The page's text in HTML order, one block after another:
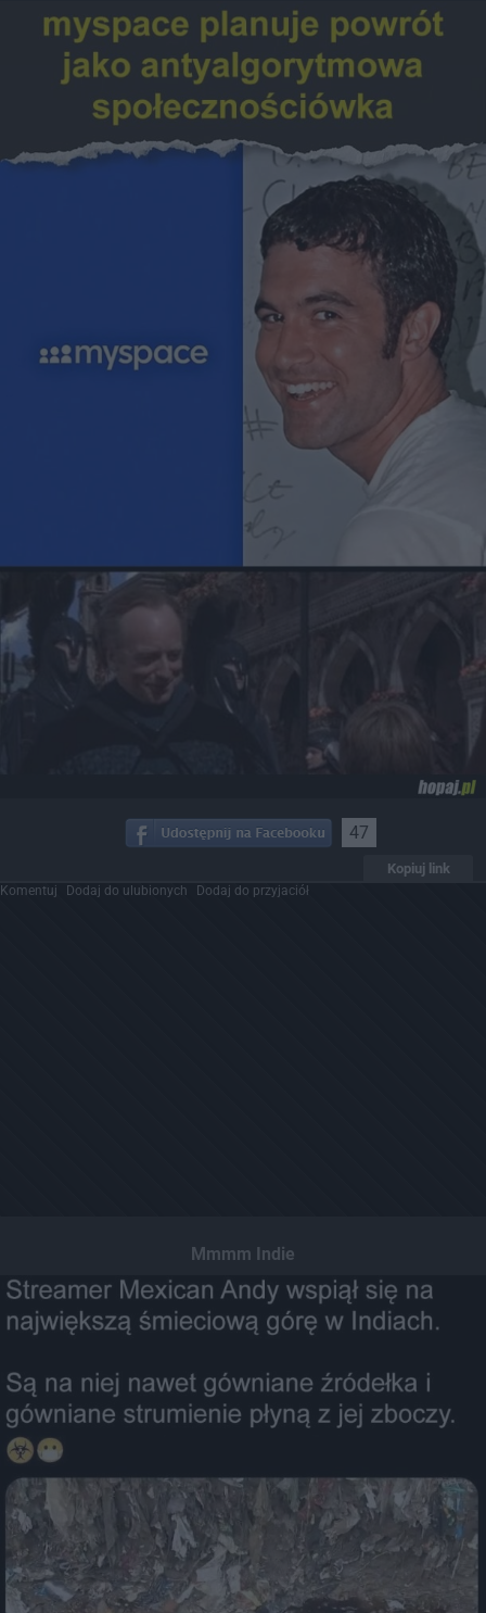
47
Kopiuj link
Komentuj Dodaj do ulubionych Dodaj do przyjaciół
Mmmm Indie